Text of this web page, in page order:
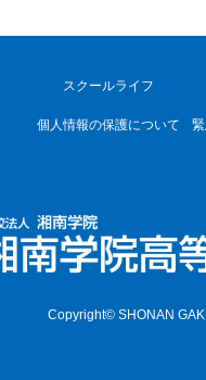
スクールライフ
個人情報の保護について
Copyright© SHONAN